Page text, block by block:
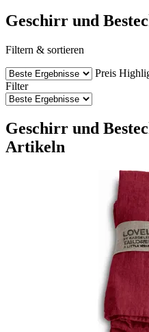
Geschirr und
Filtern & sortieren
Preis
Filter
Geschirr und
Artikeln